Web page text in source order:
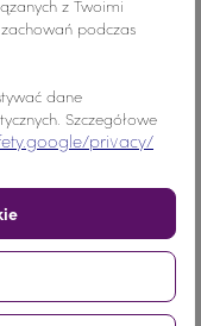
z Twoimi
podczas
dane
Szczegółowe
privacy/